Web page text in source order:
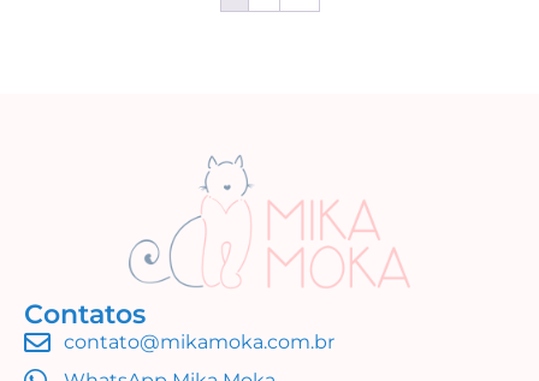
Contatos
contato@mikamoka.com.br